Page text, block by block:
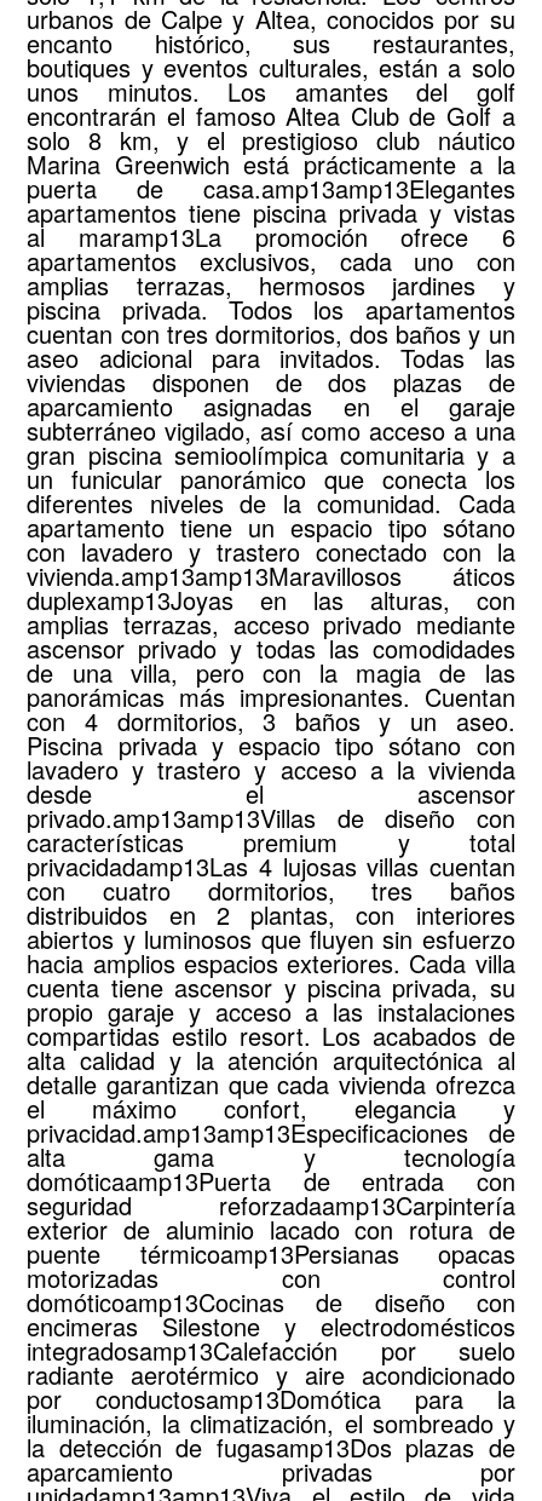
urbanos de Calpe y Altea, conocidos por su
encanto histórico, sus restaurantes,
boutiques y eventos culturales, están a solo
unos minutos. Los amantes del golf
encontrarán el famoso Altea Club de Golf a
solo 8 km, y el prestigioso club náutico
Marina Greenwich está prácticamente a la
puerta de casa.amp13amp13Elegantes
apartamentos tiene piscina privada y vistas
al maramp13La promoción ofrece 6
apartamentos exclusivos, cada uno con
amplias terrazas, hermosos jardines y
piscina privada. Todos los apartamentos
cuentan con tres dormitorios, dos baños y un
aseo adicional para invitados. Todas las
viviendas disponen de dos plazas de
aparcamiento asignadas en el garaje
subterráneo vigilado, así como acceso a una
gran piscina semioolímpica comunitaria y a
un funicular panorámico que conecta los
diferentes niveles de la comunidad. Cada
apartamento tiene un espacio tipo sótano
con lavadero y trastero conectado con la
vivienda.amp13amp13Maravillosos áticos
duplexamp13Joyas en las alturas, con
amplias terrazas, acceso privado mediante
ascensor privado y todas las comodidades
de una villa, pero con la magia de las
panorámicas más impresionantes. Cuentan
con 4 dormitorios, 3 baños y un aseo.
Piscina privada y espacio tipo sótano con
lavadero y trastero y acceso a la vivienda
desde el ascensor
privado.amp13amp13Villas de diseño con
características premium y total
privacidadamp13Las 4 lujosas villas cuentan
con cuatro dormitorios, tres baños
distribuidos en 2 plantas, con interiores
abiertos y luminosos que fluyen sin esfuerzo
hacia amplios espacios exteriores. Cada villa
cuenta tiene ascensor y piscina privada, su
propio garaje y acceso a las instalaciones
compartidas estilo resort. Los acabados de
alta calidad y la atención arquitectónica al
detalle garantizan que cada vivienda ofrezca
el máximo confort, elegancia y
privacidad.amp13amp13Especificaciones de
alta gama y tecnología
domóticaamp13Puerta de entrada con
seguridad reforzadaamp13Carpintería
exterior de aluminio lacado con rotura de
puente térmicoamp13Persianas opacas
motorizadas con control
domóticoamp13Cocinas de diseño con
encimeras Silestone y electrodomésticos
integradosamp13Calefacción por suelo
radiante aerotérmico y aire acondicionado
por conductosamp13Domótica para la
iluminación, la climatización, el sombreado y
la detección de fugasamp13Dos plazas de
aparcamiento privadas por